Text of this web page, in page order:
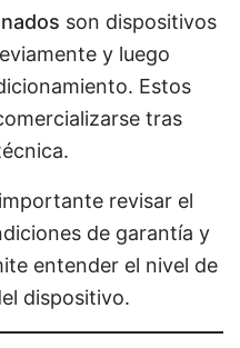
son dispositivos
y luego
Estos
tras
revisar el
de garantía y
entender el nivel de
dispositivo.